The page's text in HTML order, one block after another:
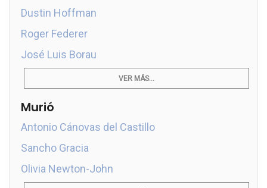
Dustin Hoffman
Roger Federer
José Luis Borau
VER MÁS...
Murió
Antonio Cánovas del Castillo
Sancho Gracia
Olivia Newton-John